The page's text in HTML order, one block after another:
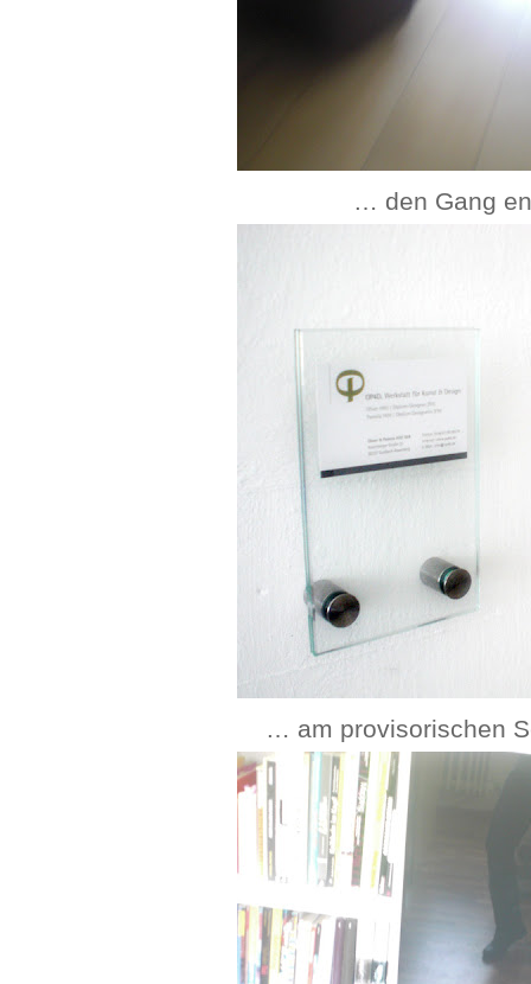
… den Gang
… am provisorischen